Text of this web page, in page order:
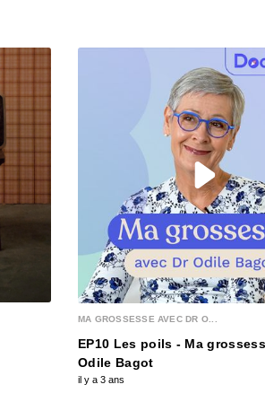
00:29:09
00:17:58
00:25:22
MA GROSSESSE AVEC DR O...
EP10 Les poils - Ma
Odile Bagot
il y a 3 ans